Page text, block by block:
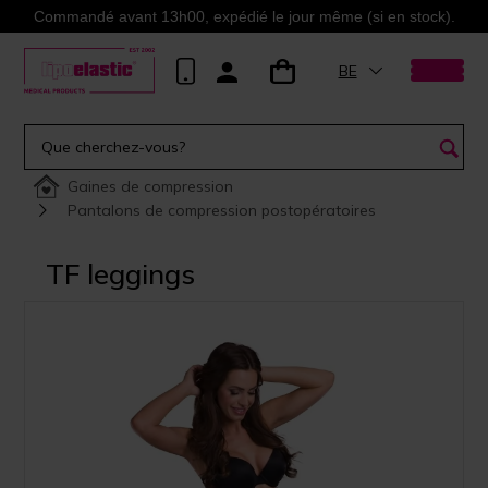
Commandé avant 13h00, expédié le jour même (si en stock).
BE
Gaines de compression
Pantalons de compression postopératoires
TF leggings